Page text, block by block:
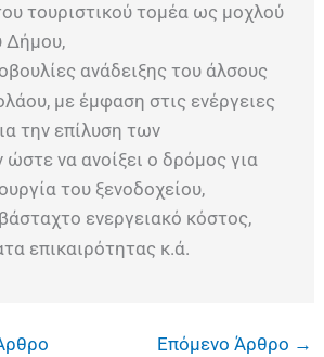
τουριστικού τομέα ως μοχλού
Δήμου,
ανάδειξης του άλσους
με έμφαση στις ενέργειες
την επίλυση των
να ανοίξει ο δρόμος για
του ξενοδοχείου,
ενεργειακό κόστος,
επικαιρότητας κ.ά.
Επόμενο Άρθρο →